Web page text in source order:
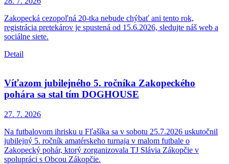
Zakopecká cezopoľná 20-tka nebude chýbať ani tento rok,
registrácia pretekárov je spustená od 15.6.2026, sledujte náš web a
sociálne siete.
Detail
Víťazom jubilejného 5. ročníka Zakopeckého
pohára sa stal tím DOGHOUSE
27. 7. 2026
Na futbalovom ihrisku u Fľašíka sa v sobotu 25.7.2026 uskutočnil
jubilejný 5. ročník amatérskeho turnaja v malom futbale o
Zakopecký pohár, ktorý zorganizovala TJ Slávia Zákopčie v
spolupráci s Obcou Zákopčie.